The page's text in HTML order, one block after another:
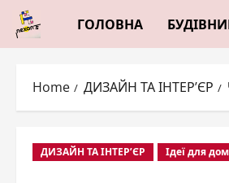
Skip
content
ГОЛОВНА
Home ДИЗАЙН ТА ІНТЕР’ЄР
ДИЗАЙН ТА ІНТЕР’ЄР Ідеї для